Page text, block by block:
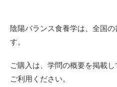
陰陽バランス食養学は、全国
す。
ご購入は、学問の概要を掲載
ご利用ください。